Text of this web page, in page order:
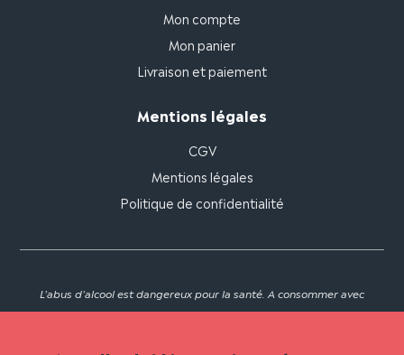
Mon compte
Mon panier
Livraison et paiement
Mentions légales
CGV
Mentions légales
Politique de confidentialité
L'abus d'alcool est dangereux pour la santé. A consommer avec
modération.